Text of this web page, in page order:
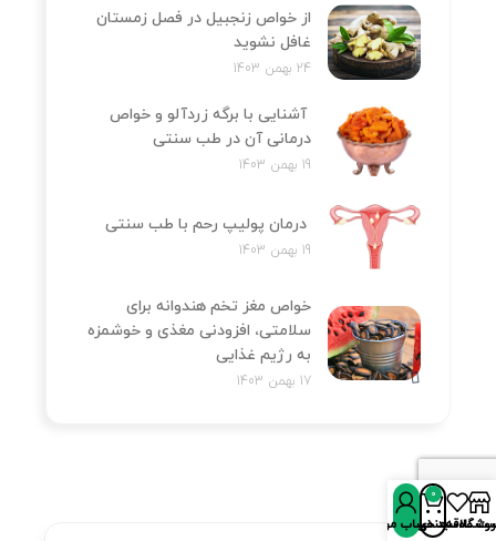
از خواص زنجبیل در فصل زمستان
غافل نشوید
24 بهمن 1403
آشنایی با برگه زردآلو و خواص
درمانی آن در طب سنتی
19 بهمن 1403
درمان پولیپ رحم با طب سنتی
19 بهمن 1403
خواص مغز تخم هندوانه برای
سلامتی، افزودنی مغذی و خوشمزه
به رژیم غذایی
17 بهمن 1403
علاقه‌مندی‌ها
0
سبد خرید
حساب من